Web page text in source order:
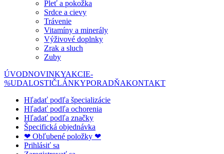
Pleť a pokožka
Srdce a cievy
Trávenie
Vitamíny a minerály
Výživové doplnky
Zrak a sluch
Zuby
ÚVODNOVINKYAKCIE-
%UDALOSTIČLÁNKYPORADŇAKONTAKT
Hľadať podľa špecializácie
Hľadať podľa ochorenia
Hľadať podľa značky
Špecifická objednávka
❤ Obľubené položky ❤
Prihlásiť sa